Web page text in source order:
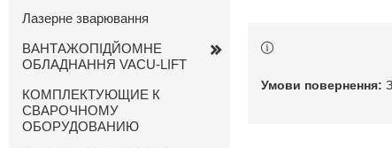
Лазерне зварювання
ВАНТАЖОПІДЙОМНЕ
ОБЛАДНАННЯ VACU-LIFT
КОМПЛЕКТУЮЩИЕ К
СВАРОЧНОМУ
ОБОРУДОВАНИЮ